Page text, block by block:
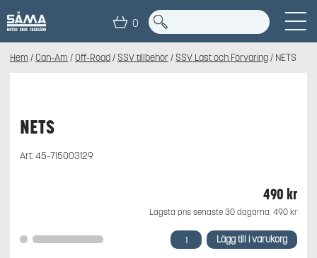
0
Hem /Can-Am /Off-Road/ SSV tillbehör / SSV Last och Förvaring/ NETS
NETS
Art:45-715003129
490 kr
Lägsta pris senaste 30 dagarna: 490 kr
NETS
mängd
Lägg till i varukorg